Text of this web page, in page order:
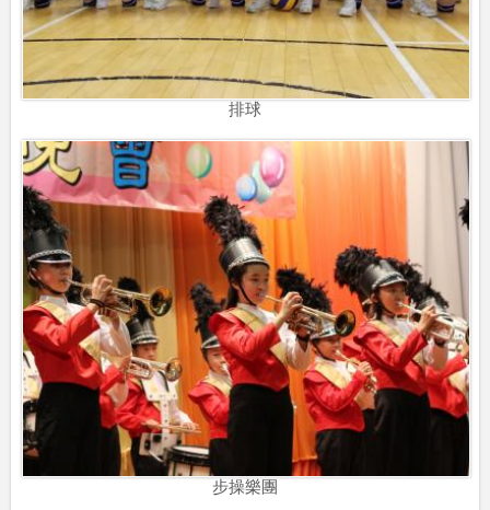
排球
步操樂團